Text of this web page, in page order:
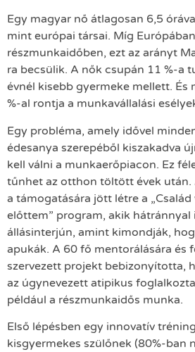
Egy magyar nő átlagosan 6,5
mint európai társai. Míg
részmunkaidőben, ezt az arányt
ra becsülik. A nők csupán 11 %-a
évnél kisebb gyermeke mellett. És
%-al rontja a munkavállalási
Egy probléma, amely idővel
édesanya szerepéből kiszakadva
kell válni a munkaerőpiacon. Ez
tűnhet az otthon töltött évek után.
a támogatására jött létre a
előttem” program, akik hátránnyal
állásinterjún, amint kimondják,
apukák. A 60 fő mentorálására és
szervezett projekt bebizonyította,
az úgynevezett atipikus
például a részmunkaidős munka.
Első lépésben egy innovatív
kisgyermekes szülőnek (80%-ban